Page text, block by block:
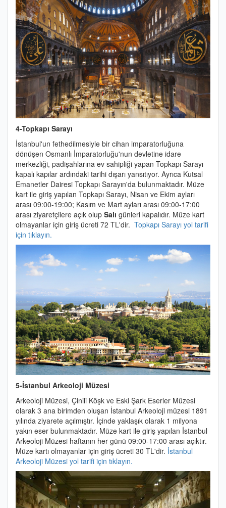
4-Topkapı Sarayı
İstanbul'un fethedilmesiyle bir cihan imparatorluğuna
dönüşen Osmanlı İmparatorluğu'nun devletine idare
merkezliği, padişahlarına ev sahipliği yapan Topkapı Sarayı
kapalı kapılar ardındaki tarihi dışarı yansıtıyor. Ayrıca Kutsal
Emanetler Dairesi Topkapı Sarayın'da bulunmaktadır. Müze
kart ile giriş yapılan Topkapı Sarayı, Nisan ve Ekim ayları
arası 09:00-19:00; Kasım ve Mart ayları arası 09:00-17:00
arası ziyaretçilere açık olup Salı günleri kapalıdır. Müze kart
olmayanlar için giriş ücreti 72 TL'dir. Topkapı Sarayı yol tarifi
için tıklayın.
5-İstanbul Arkeoloji Müzesi
Arkeoloji Müzesi, Çinili Köşk ve Eski Şark Eserler Müzesi
olarak 3 ana birimden oluşan İstanbul Arkeoloji müzesi 1891
yılında ziyarete açılmıştır. İçinde yaklaşık olarak 1 milyona
yakın eser bulunmaktadır. Müze kart ile giriş yapılan İstanbul
Arkeoloji Müzesi haftanın her günü 09:00-17:00 arası açıktır.
Müze kartı olmayanlar için giriş ücreti 30 TL'dir. İstanbul
Arkeoloji Müzesi yol tarifi için tıklayın.